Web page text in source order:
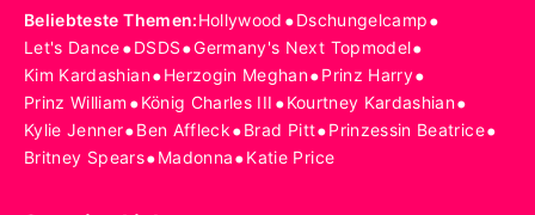
Beliebteste Themen:Hollywood •Dschungelcamp•
Let's Dance•DSDS•Germany's Next Topmodel•
Kim Kardashian•Herzogin Meghan•Prinz Harry•
Prinz William •König Charles III •Kourtney Kardashian•
Kylie Jenner•Ben Affleck•Brad Pitt•Prinzessin Beatrice•
Britney Spears•Madonna•Katie Price